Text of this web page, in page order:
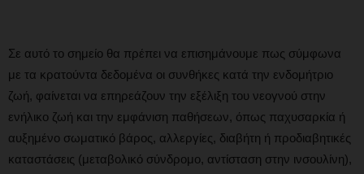
Σε αυτό το σημείο θα πρέπει να επισημάνουμε πως σύμφωνα
με τα κρατούντα δεδομένα οι συνθήκες κατά την ενδομήτριο
ζωή, φαίνεται να επηρεάζουν την εξέλιξη του νεογνού στην
ενήλικο ζωή και την εμφάνιση παθήσεων, όπως παχυσαρκία ή
αυξημένο σωματικό βάρος, αλλεργίες, διαβήτη ή προδιαβητικές
καταστάσεις (μεταβολικό σύνδρομο, αντίσταση στην ινσουλίνη),